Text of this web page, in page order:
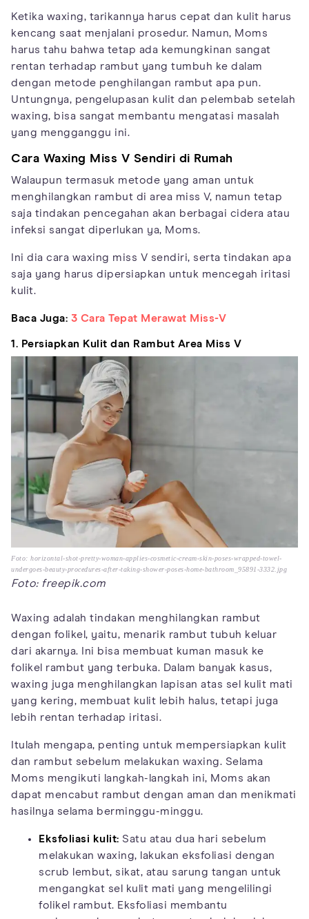
Ketika waxing, tarikannya harus cepat dan kulit harus
kencang saat menjalani prosedur. Namun, Moms
harus tahu bahwa tetap ada kemungkinan sangat
rentan terhadap rambut yang tumbuh ke dalam
dengan metode penghilangan rambut apa pun.
Untungnya, pengelupasan kulit dan pelembab setelah
waxing, bisa sangat membantu mengatasi masalah
yang mengganggu ini.
Cara Waxing Miss V Sendiri di Rumah
Walaupun termasuk metode yang aman untuk
menghilangkan rambut di area miss V, namun tetap
saja tindakan pencegahan akan berbagai cidera atau
infeksi sangat diperlukan ya, Moms.
Ini dia cara waxing miss V sendiri, serta tindakan apa
saja yang harus dipersiapkan untuk mencegah iritasi
kulit.
Baca Juga: 3 Cara Tepat Merawat Miss-V
1. Persiapkan Kulit dan Rambut Area Miss V
Foto: horizontal-shot-pretty-woman-applies-cosmetic-cream-skin-poses-wrapped-towel-
undergoes-beauty-procedures-after-taking-shower-poses-home-bathroom_95891-3332.jpg
Foto: freepik.com
Waxing adalah tindakan menghilangkan rambut
dengan folikel, yaitu, menarik rambut tubuh keluar
dari akarnya. Ini bisa membuat kuman masuk ke
folikel rambut yang terbuka. Dalam banyak kasus,
waxing juga menghilangkan lapisan atas sel kulit mati
yang kering, membuat kulit lebih halus, tetapi juga
lebih rentan terhadap iritasi.
Itulah mengapa, penting untuk mempersiapkan kulit
dan rambut sebelum melakukan waxing. Selama
Moms mengikuti langkah-langkah ini, Moms akan
dapat mencabut rambut dengan aman dan menikmati
hasilnya selama berminggu-minggu.
Eksfoliasi kulit: Satu atau dua hari sebelum
melakukan waxing, lakukan eksfoliasi dengan
scrub lembut, sikat, atau sarung tangan untuk
mengangkat sel kulit mati yang mengelilingi
folikel rambut. Eksfoliasi membantu